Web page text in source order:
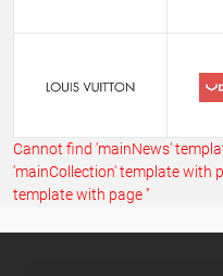
Cannot find 'mainNews'
'mainCollection' template with
template with page ''